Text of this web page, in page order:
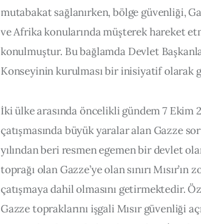
mutabakat sağlanırken, bölge güvenliği,
ve Afrika konularında müşterek hareket
konulmuştur. Bu bağlamda Devlet
Konseyinin kurulması bir inisiyatif olarak
İki ülke arasında öncelikli gündem 7 Ekim
çatışmasında büyük yaralar alan Gazze
yılından beri resmen egemen bir devlet
toprağı olan Gazze’ye olan sınırı
çatışmaya dahil olmasını getirmektedir.
Gazze topraklarını işgali Mısır güvenliği